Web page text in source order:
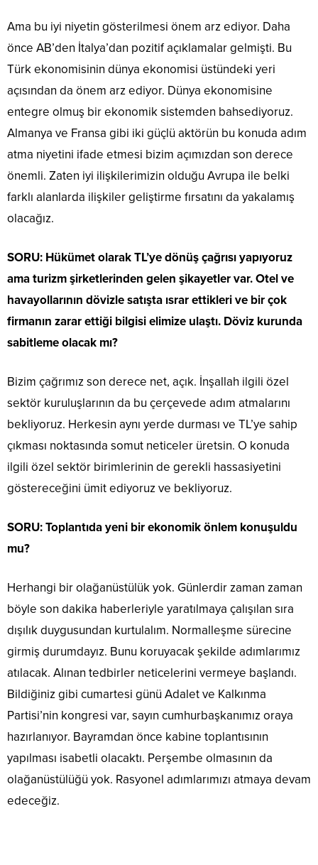
Ama bu iyi niyetin gösterilmesi önem arz ediyor. Daha
önce AB’den İtalya’dan pozitif açıklamalar gelmişti. Bu
Türk ekonomisinin dünya ekonomisi üstündeki yeri
açısından da önem arz ediyor. Dünya ekonomisine
entegre olmuş bir ekonomik sistemden bahsediyoruz.
Almanya ve Fransa gibi iki güçlü aktörün bu konuda adım
atma niyetini ifade etmesi bizim açımızdan son derece
önemli. Zaten iyi ilişkilerimizin olduğu Avrupa ile belki
farklı alanlarda ilişkiler geliştirme fırsatını da yakalamış
olacağız.
SORU: Hükümet olarak TL’ye dönüş çağrısı yapıyoruz
ama turizm şirketlerinden gelen şikayetler var. Otel ve
havayollarının dövizle satışta ısrar ettikleri ve bir çok
firmanın zarar ettiği bilgisi elimize ulaştı. Döviz kurunda
sabitleme olacak mı?
Bizim çağrımız son derece net, açık. İnşallah ilgili özel
sektör kuruluşlarının da bu çerçevede adım atmalarını
bekliyoruz. Herkesin aynı yerde durması ve TL’ye sahip
çıkması noktasında somut neticeler üretsin. O konuda
ilgili özel sektör birimlerinin de gerekli hassasiyetini
göstereceğini ümit ediyoruz ve bekliyoruz.
SORU: Toplantıda yeni bir ekonomik önlem konuşuldu
mu?
Herhangi bir olağanüstülük yok. Günlerdir zaman zaman
böyle son dakika haberleriyle yaratılmaya çalışılan sıra
dışılık duygusundan kurtulalım. Normalleşme sürecine
girmiş durumdayız. Bunu koruyacak şekilde adımlarımız
atılacak. Alınan tedbirler neticelerini vermeye başlandı.
Bildiğiniz gibi cumartesi günü Adalet ve Kalkınma
Partisi’nin kongresi var, sayın cumhurbaşkanımız oraya
hazırlanıyor. Bayramdan önce kabine toplantısının
yapılması isabetli olacaktı. Perşembe olmasının da
olağanüstülüğü yok. Rasyonel adımlarımızı atmaya devam
edeceğiz.